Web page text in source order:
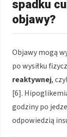
spadku
objawy?
Objawy mogą
po wysiłku
reaktywnej,
[6].
godziny po
odpowiedzią